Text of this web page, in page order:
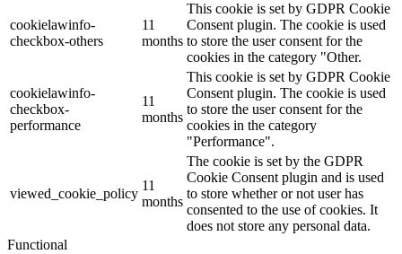
cookielawinfo-
checkbox-others
11
months
This cookie is set by GDPR Cookie
Consent plugin. The cookie is used
to store the user consent for the
cookies in the category "Other.
cookielawinfo-
checkbox-
performance
11
months
This cookie is set by GDPR Cookie
Consent plugin. The cookie is used
to store the user consent for the
cookies in the category
"Performance".
viewed_cookie_policy
11
months
The cookie is set by the GDPR
Cookie Consent plugin and is used
to store whether or not user has
consented to the use of cookies. It
does not store any personal data.
Functional